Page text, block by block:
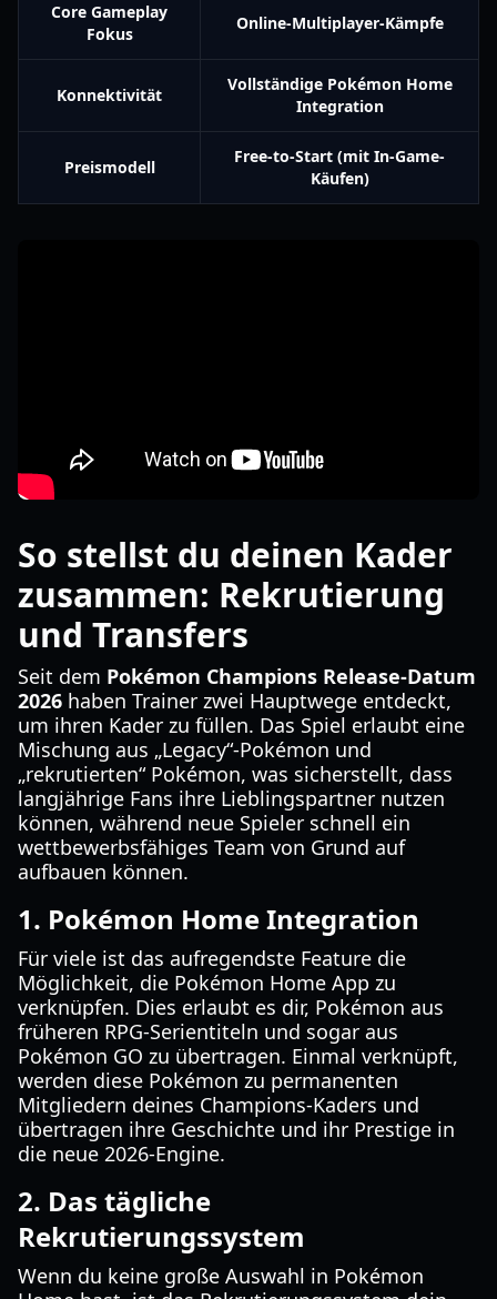
Core Gameplay
Fokus
Online-Multiplayer-Kämpfe
Konnektivität
Vollständige Pokémon Home
Integration
Preismodell
Free-to-Start (mit In-Game-
Käufen)
So stellst du deinen Kader
zusammen: Rekrutierung
und Transfers
Seit dem Pokémon Champions Release-Datum
2026 haben Trainer zwei Hauptwege entdeckt,
um ihren Kader zu füllen. Das Spiel erlaubt eine
Mischung aus „Legacy“-Pokémon und
„rekrutierten“ Pokémon, was sicherstellt, dass
langjährige Fans ihre Lieblingspartner nutzen
können, während neue Spieler schnell ein
wettbewerbsfähiges Team von Grund auf
aufbauen können.
1. Pokémon Home Integration
Für viele ist das aufregendste Feature die
Möglichkeit, die Pokémon Home App zu
verknüpfen. Dies erlaubt es dir, Pokémon aus
früheren RPG-Serientiteln und sogar aus
Pokémon GO zu übertragen. Einmal verknüpft,
werden diese Pokémon zu permanenten
Mitgliedern deines Champions-Kaders und
übertragen ihre Geschichte und ihr Prestige in
die neue 2026-Engine.
2. Das tägliche
Rekrutierungssystem
Wenn du keine große Auswahl in Pokémon